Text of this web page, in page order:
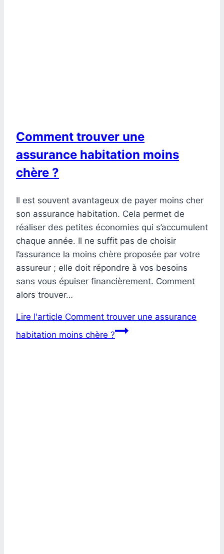
Comment trouver une
assurance habitation moins
chère ?
Il est souvent avantageux de payer moins cher
son assurance habitation. Cela permet de
réaliser des petites économies qui s’accumulent
chaque année. Il ne suffit pas de choisir
l’assurance la moins chère proposée par votre
assureur ; elle doit répondre à vos besoins
sans vous épuiser financièrement. Comment
alors trouver…
Lire l'article Comment trouver une assurance
habitation moins chère ?